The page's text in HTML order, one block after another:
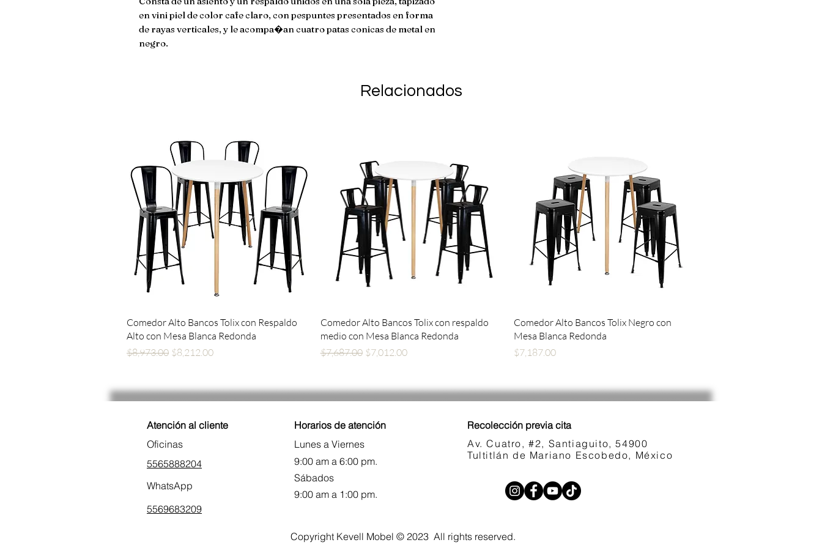
en vini piel de color cafe claro, con pespuntes presentados en forma
de rayas verticales, y le acompa�an cuatro patas conicas de metal en
negro.
Relacionados
Vista rápida
Comedor Alto Bancos Tolix con Respaldo
Alto con Mesa Blanca Redonda
Precio
$8,973.00 Precio de oferta
$8,212.00
Vista rápida
Comedor Alto Bancos Tolix con respaldo
medio con Mesa Blanca Redonda
Precio
$7,687.00 Precio de oferta
$7,012.00
Vista rápida
Comedor Alto Bancos Tolix Negro con
Mesa Blanca Redonda
Precio
$7,187.00
Atención al cliente Horarios de atención
Recolección previa cita
Oficinas
5565888204
Av. Cuatro, #2, Santiaguito, 54900
Tultitlán de Mariano Escobedo, México
Lunes a Viernes
9:00 am a 6:00 pm.
WhatsApp
Sábados
9:00 am a 1:00 pm.
5569683209
Copyright Kevell Mobel © 2023 All rights reserved.